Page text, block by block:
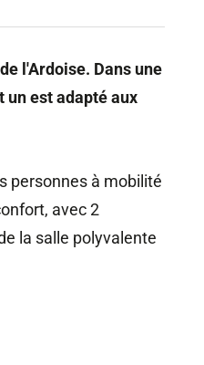
l'Ardoise. Dans une
est adapté aux
personnes à mobilité
avec 2
la salle polyvalente